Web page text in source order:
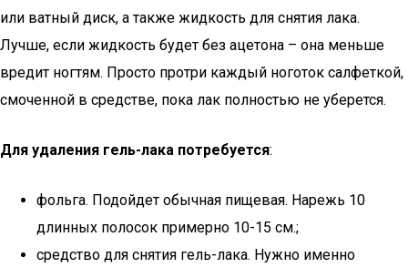
или ватный диск, а также жидкость для снятия лака.
Лучше, если жидкость будет без ацетона – она меньше
вредит ногтям. Просто протри каждый ноготок салфеткой,
смоченной в средстве, пока лак полностью не уберется.
Для удаления гель-лака потребуется:
фольга. Подойдет обычная пищевая. Нарежь 10
длинных полосок примерно 10-15 см.;
средство для снятия гель-лака. Нужно именно